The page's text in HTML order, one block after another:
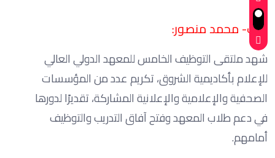
كتب- محمد منصور:
شهد ملتقى التوظيف الخامس للمعهد الدولي العالي
للإعلام بأكاديمية الشروق، تكريم عدد من المؤسسات
الصحفية والإعلامية والإعلانية المشاركة، تقديرًا لدورها
في دعم طلاب المعهد وفتح آفاق التدريب والتوظيف
أمامهم.